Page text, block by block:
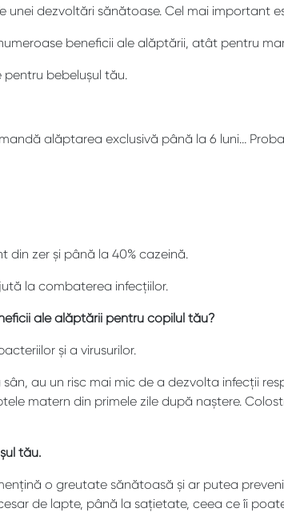
dezvoltări sănătoase. Cel mai important
beneficii ale alăptării, atât pentru
bebelușul tău.
alăptarea exclusivă până la 6 luni…
din zer și până la 40% cazeină.
la combaterea infecțiilor.
ale alăptării pentru copilul tău?
și a virusurilor.
au un risc mai mic de a dezvolta infecții
matern din primele zile după naștere.
tău.
o greutate sănătoasă și ar putea
de lapte, până la sațietate, ceea ce îi